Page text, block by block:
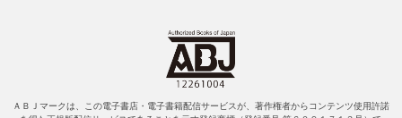
ＡＢＪマークは、この電子書店・電子書籍配信サービスが、著作権者からコンテンツ使用許諾